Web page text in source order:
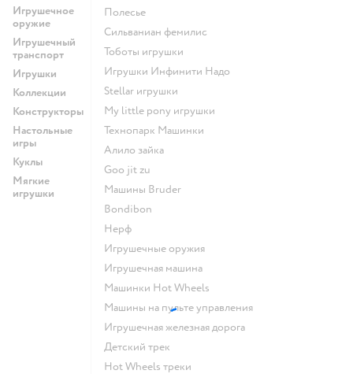
Игрушечное
оружие
Игрушечный
транспорт
Игрушки
Коллекции
Конструкторы
Настольные
игры
Куклы
Мягкие
игрушки
Полесье
Сильваниан фемилис
Тоботы игрушки
Игрушки Инфинити Надо
Stellar игрушки
my little pony игрушки
Технопарк Машинки
Алило зайка
Goo jit zu
Машины Bruder
Bondibon
Нерф
Игрушечные оружия
Игрушечная машина
Машинки Hot Wheels
Машины на пульте управления
Игрушечная железная дорога
Детский трек
Hot Wheels треки